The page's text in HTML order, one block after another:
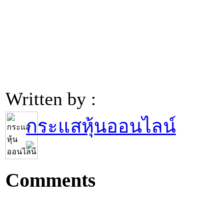
Written by :
กระแสหุ้นออนไลน์
Comments